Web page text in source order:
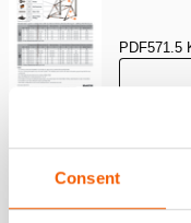
Consent
PDF571.5
PDF350.5